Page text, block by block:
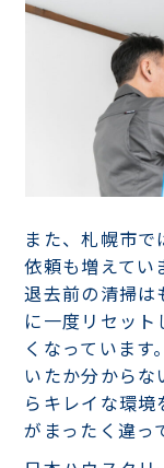
また、札幌市
依頼も増えてい
退去前の清掃は
に一度リセッ
くなっていま
いたか分から
らキレイな環
がまったく違っ